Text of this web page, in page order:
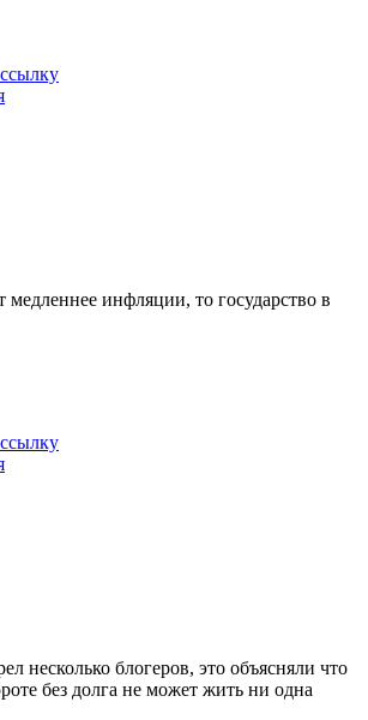
медленнее инфляции, то государство в
несколько блогеров, это объясняли что
без долга не может жить ни одна